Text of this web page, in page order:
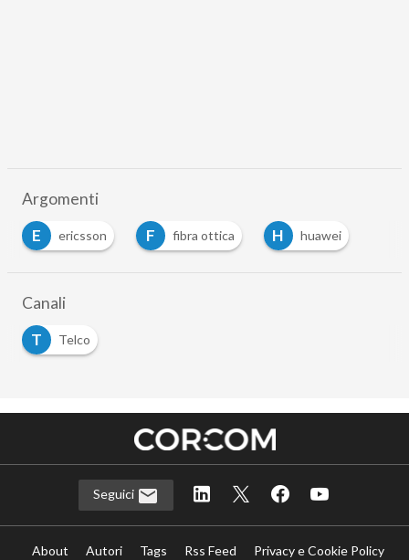
Argomenti
E
ericsson F fibra ottica H huawei
Canali
T
Telco
Seguici
About Autori Tags Rss Feed
Privacy e Cookie Policy